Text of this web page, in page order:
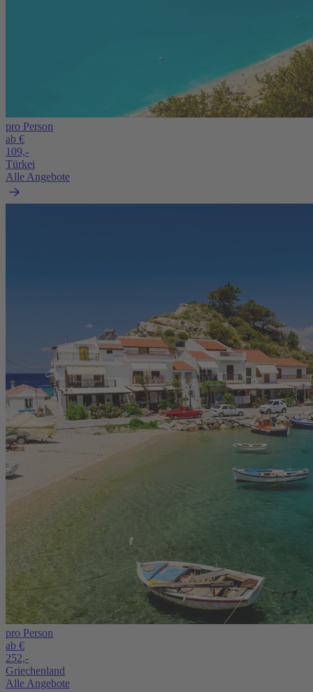
pro Person
ab €
109,-
Türkei
Alle Angebote
pro Person
ab €
252,-
Griechenland
Alle Angebote